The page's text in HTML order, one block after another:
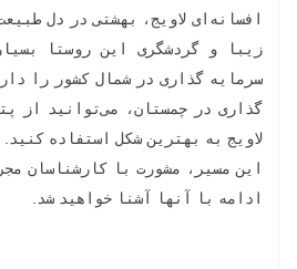
افسانه‌ای لاویج، بهشتی در دل
زیبا و گردشگری این روستا
سرمایه گذاری در شمال کشور را
گذاری در چمستان، می‌توانید از
لاویج به بهترین شکل استفاده
این مسیر، مشورت با کارشناسان
ادامه با آنها آشنا خواهید شد.